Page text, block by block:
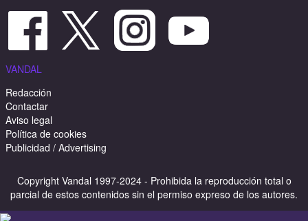
VANDAL
Redacción
Contactar
Aviso legal
Política de cookies
Publicidad / Advertising
Copyright Vandal 1997-2024 - Prohibida la reproducción total o
parcial de estos contenidos sin el permiso expreso de los autores.